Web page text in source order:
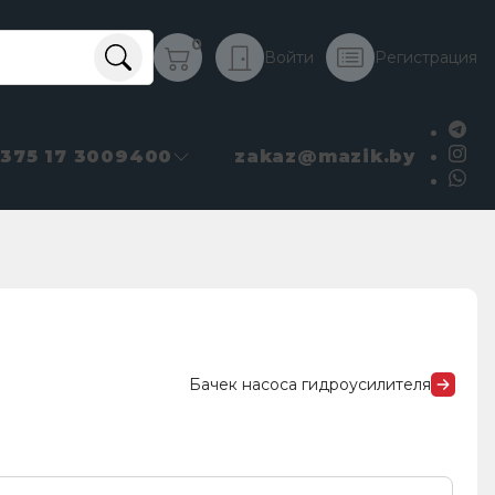
0
Войти Регистрация
17 3009400 zakaz@mazik.by
Бачек насоса гидроусилителя